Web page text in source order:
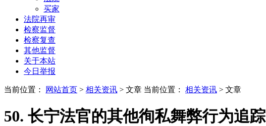
买家
法院再审
检察监督
检察复查
其他监督
关于本站
今日举报
当前位置： 网站首页 > 相关资讯 > 文章 当前位置： 相关资讯 > 文章
50. 长宁法官的其他徇私舞弊行为追踪